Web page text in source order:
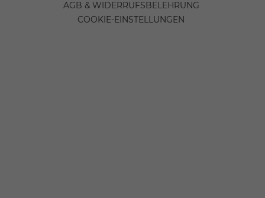
AGB & WIDERRUFSBELEHRUNG
COOKIE-EINSTELLUNGEN